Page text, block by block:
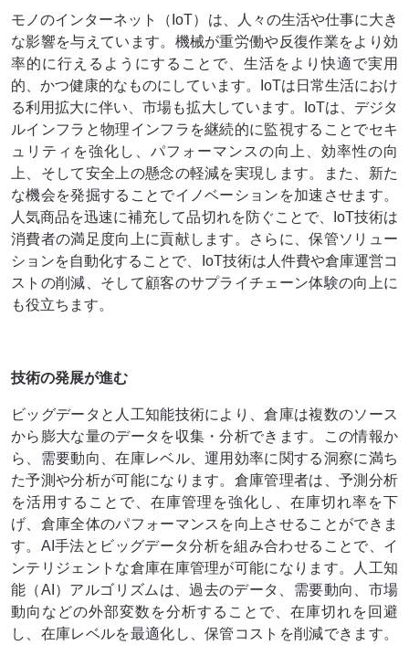
モノのインターネット（IoT）は、人々の生活や仕事に大き
な影響を与えています。機械が重労働や反復作業をより効
率的に行えるようにすることで、生活をより快適で実用
的、かつ健康的なものにしています。IoTは日常生活におけ
る利用拡大に伴い、市場も拡大しています。IoTは、デジタ
ルインフラと物理インフラを継続的に監視することでセキ
ュリティを強化し、パフォーマンスの向上、効率性の向
上、そして安全上の懸念の軽減を実現します。また、新た
な機会を発掘することでイノベーションを加速させます。
人気商品を迅速に補充して品切れを防ぐことで、IoT技術は
消費者の満足度向上に貢献します。さらに、保管ソリュー
ションを自動化することで、IoT技術は人件費や倉庫運営コ
ストの削減、そして顧客のサプライチェーン体験の向上に
も役立ちます。
技術の発展が進む
ビッグデータと人工知能技術により、倉庫は複数のソース
から膨大な量のデータを収集・分析できます。この情報か
ら、需要動向、在庫レベル、運用効率に関する洞察に満ち
た予測や分析が可能になります。倉庫管理者は、予測分析
を活用することで、在庫管理を強化し、在庫切れ率を下
げ、倉庫全体のパフォーマンスを向上させることができま
す。AI手法とビッグデータ分析を組み合わせることで、イ
ンテリジェントな倉庫在庫管理が可能になります。人工知
能（AI）アルゴリズムは、過去のデータ、需要動向、市場
動向などの外部変数を分析することで、在庫切れを回避
し、在庫レベルを最適化し、保管コストを削減できます。